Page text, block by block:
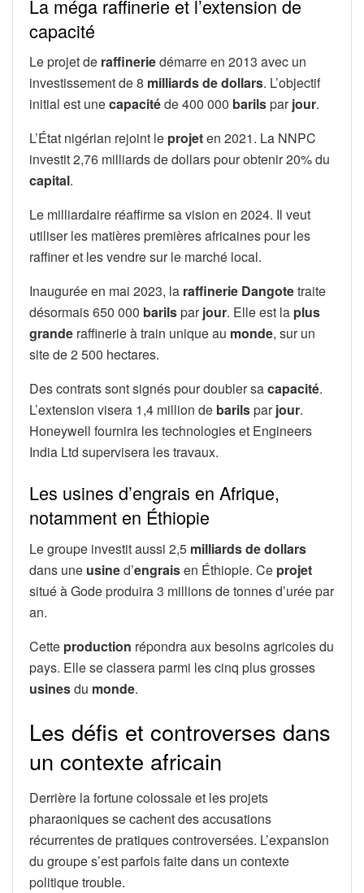
La méga raffinerie et l’extension de
capacité
Le projet de raffineriedémarre en 2013 avec un
investissement de 8 milliards de dollars. L’objectif
initial est unecapacitéde 400 000 barilsparjour.
L’État nigérian rejoint le projeten 2021. La NNPC
investit 2,76 milliards de dollars pour obtenir 20% du
capital.
Le milliardaire réaffirme sa vision en 2024. Il veut
utiliser les matières premières africaines pour les
raffiner et les vendre sur le marché local.
Inaugurée en mai 2023, la raffinerie Dangotetraite
désormais 650 000 barilsparjour. Elle est la plus
grande raffinerie à train unique au monde, sur un
site de 2 500 hectares.
Des contrats sont signés pour doubler sacapacité.
L’extension visera 1,4 million de barilsparjour.
Honeywell fournira les technologies et Engineers
India Ltd supervisera les travaux.
Les usines d’engrais en Afrique,
notamment en Éthiopie
Le groupe investit aussi 2,5 milliards de dollars
dans une usined’engraisen Éthiopie. Ce projet
situé à Gode produira 3 millions de tonnes d’urée par
an.
Cette production répondra aux besoins agricoles du
pays. Elle se classera parmi les cinq plus grosses
usinesdu monde.
Les défis et controverses dans
un contexte africain
Derrière la fortune colossale et les projets
pharaoniques se cachent des accusations
récurrentes de pratiques controversées. L’expansion
du groupe s’est parfois faite dans un contexte
politique trouble.